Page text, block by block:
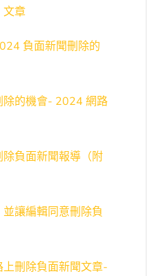
文章
負面新聞刪除的
除的機會- 2024 網路
負面新聞報導（附
讓編輯同意刪除負
刪除負面新聞文章-